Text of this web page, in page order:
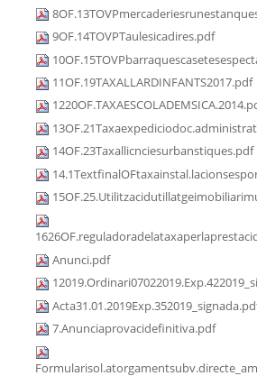
9OF.14TOVPTaulesicadires.pdf
11OF.19TAXALLARDINFANTS2017.pdf
14OF.23Taxallicnciesurbanstiques.pdf
Anunci.pdf
7.Anunciaprovacidefinitiva.pdf